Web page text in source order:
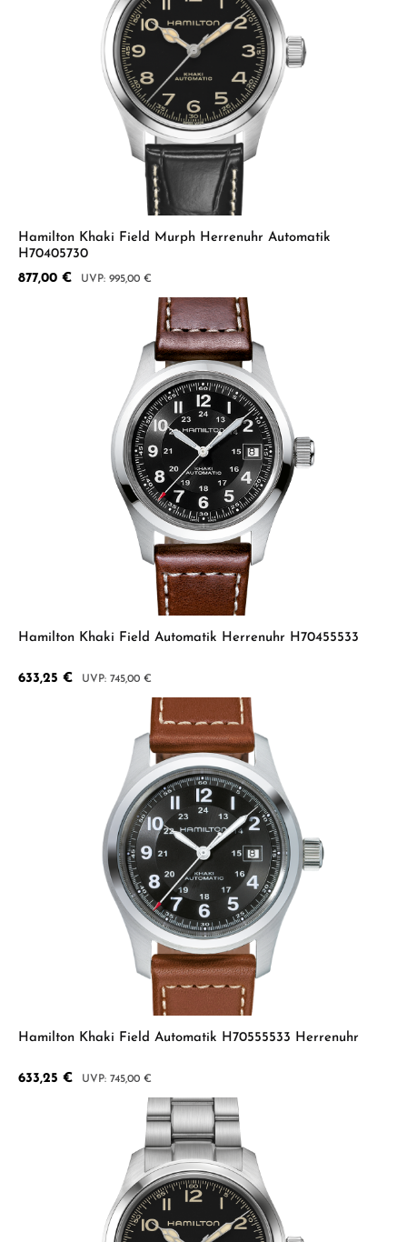
Hamilton Khaki Field Murph Herrenuhr Automatik
H70405730
Verkaufspreis:
877,00 € Regulärer Preis:
995,00 €
Hamilton Khaki Field Automatik Herrenuhr H70455533
Verkaufspreis:
633,25 € Regulärer Preis:
745,00 €
Hamilton Khaki Field Automatik H70555533 Herrenuhr
Verkaufspreis:
633,25 € Regulärer Preis:
745,00 €